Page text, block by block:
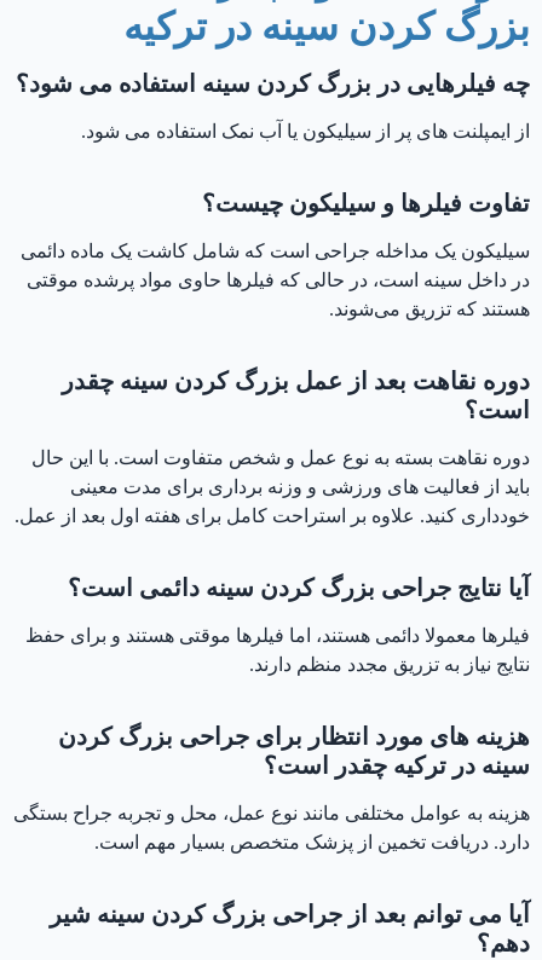
بزرگ کردن سینه در ترکیه
چه فیلرهایی در بزرگ کردن سینه استفاده می شود؟
از ایمپلنت های پر از سیلیکون یا آب نمک استفاده می شود.
تفاوت فیلرها و سیلیکون چیست؟
سیلیکون یک مداخله جراحی است که شامل کاشت یک ماده دائمی
در داخل سینه است، در حالی که فیلرها حاوی مواد پرشده موقتی
هستند که تزریق می‌شوند.
دوره نقاهت بعد از عمل بزرگ کردن سینه چقدر
است؟
دوره نقاهت بسته به نوع عمل و شخص متفاوت است. با این حال
باید از فعالیت های ورزشی و وزنه برداری برای مدت معینی
خودداری کنید. علاوه بر استراحت کامل برای هفته اول بعد از عمل.
آیا نتایج جراحی بزرگ کردن سینه دائمی است؟
فیلرها معمولا دائمی هستند، اما فیلرها موقتی هستند و برای حفظ
نتایج نیاز به تزریق مجدد منظم دارند.
هزینه های مورد انتظار برای جراحی بزرگ کردن
سینه در ترکیه چقدر است؟
هزینه به عوامل مختلفی مانند نوع عمل، محل و تجربه جراح بستگی
دارد. دریافت تخمین از پزشک متخصص بسیار مهم است.
آیا می توانم بعد از جراحی بزرگ کردن سینه شیر
دهم؟